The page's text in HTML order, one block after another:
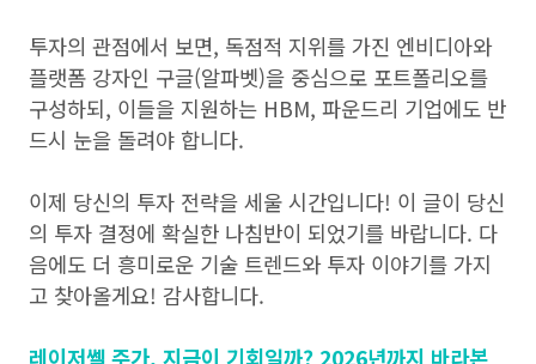
투자의 관점에서 보면, 독점적 지위를 가진 엔비디아와
플랫폼 강자인 구글(알파벳)을 중심으로 포트폴리오를
구성하되, 이들을 지원하는 HBM, 파운드리 기업에도 반
드시 눈을 돌려야 합니다.
이제 당신의 투자 전략을 세울 시간입니다! 이 글이 당신
의 투자 결정에 확실한 나침반이 되었기를 바랍니다. 다
음에도 더 흥미로운 기술 트렌드와 투자 이야기를 가지
고 찾아올게요! 감사합니다.
레이저쎌 주가, 지금이 기회일까? 2026년까지 바라본